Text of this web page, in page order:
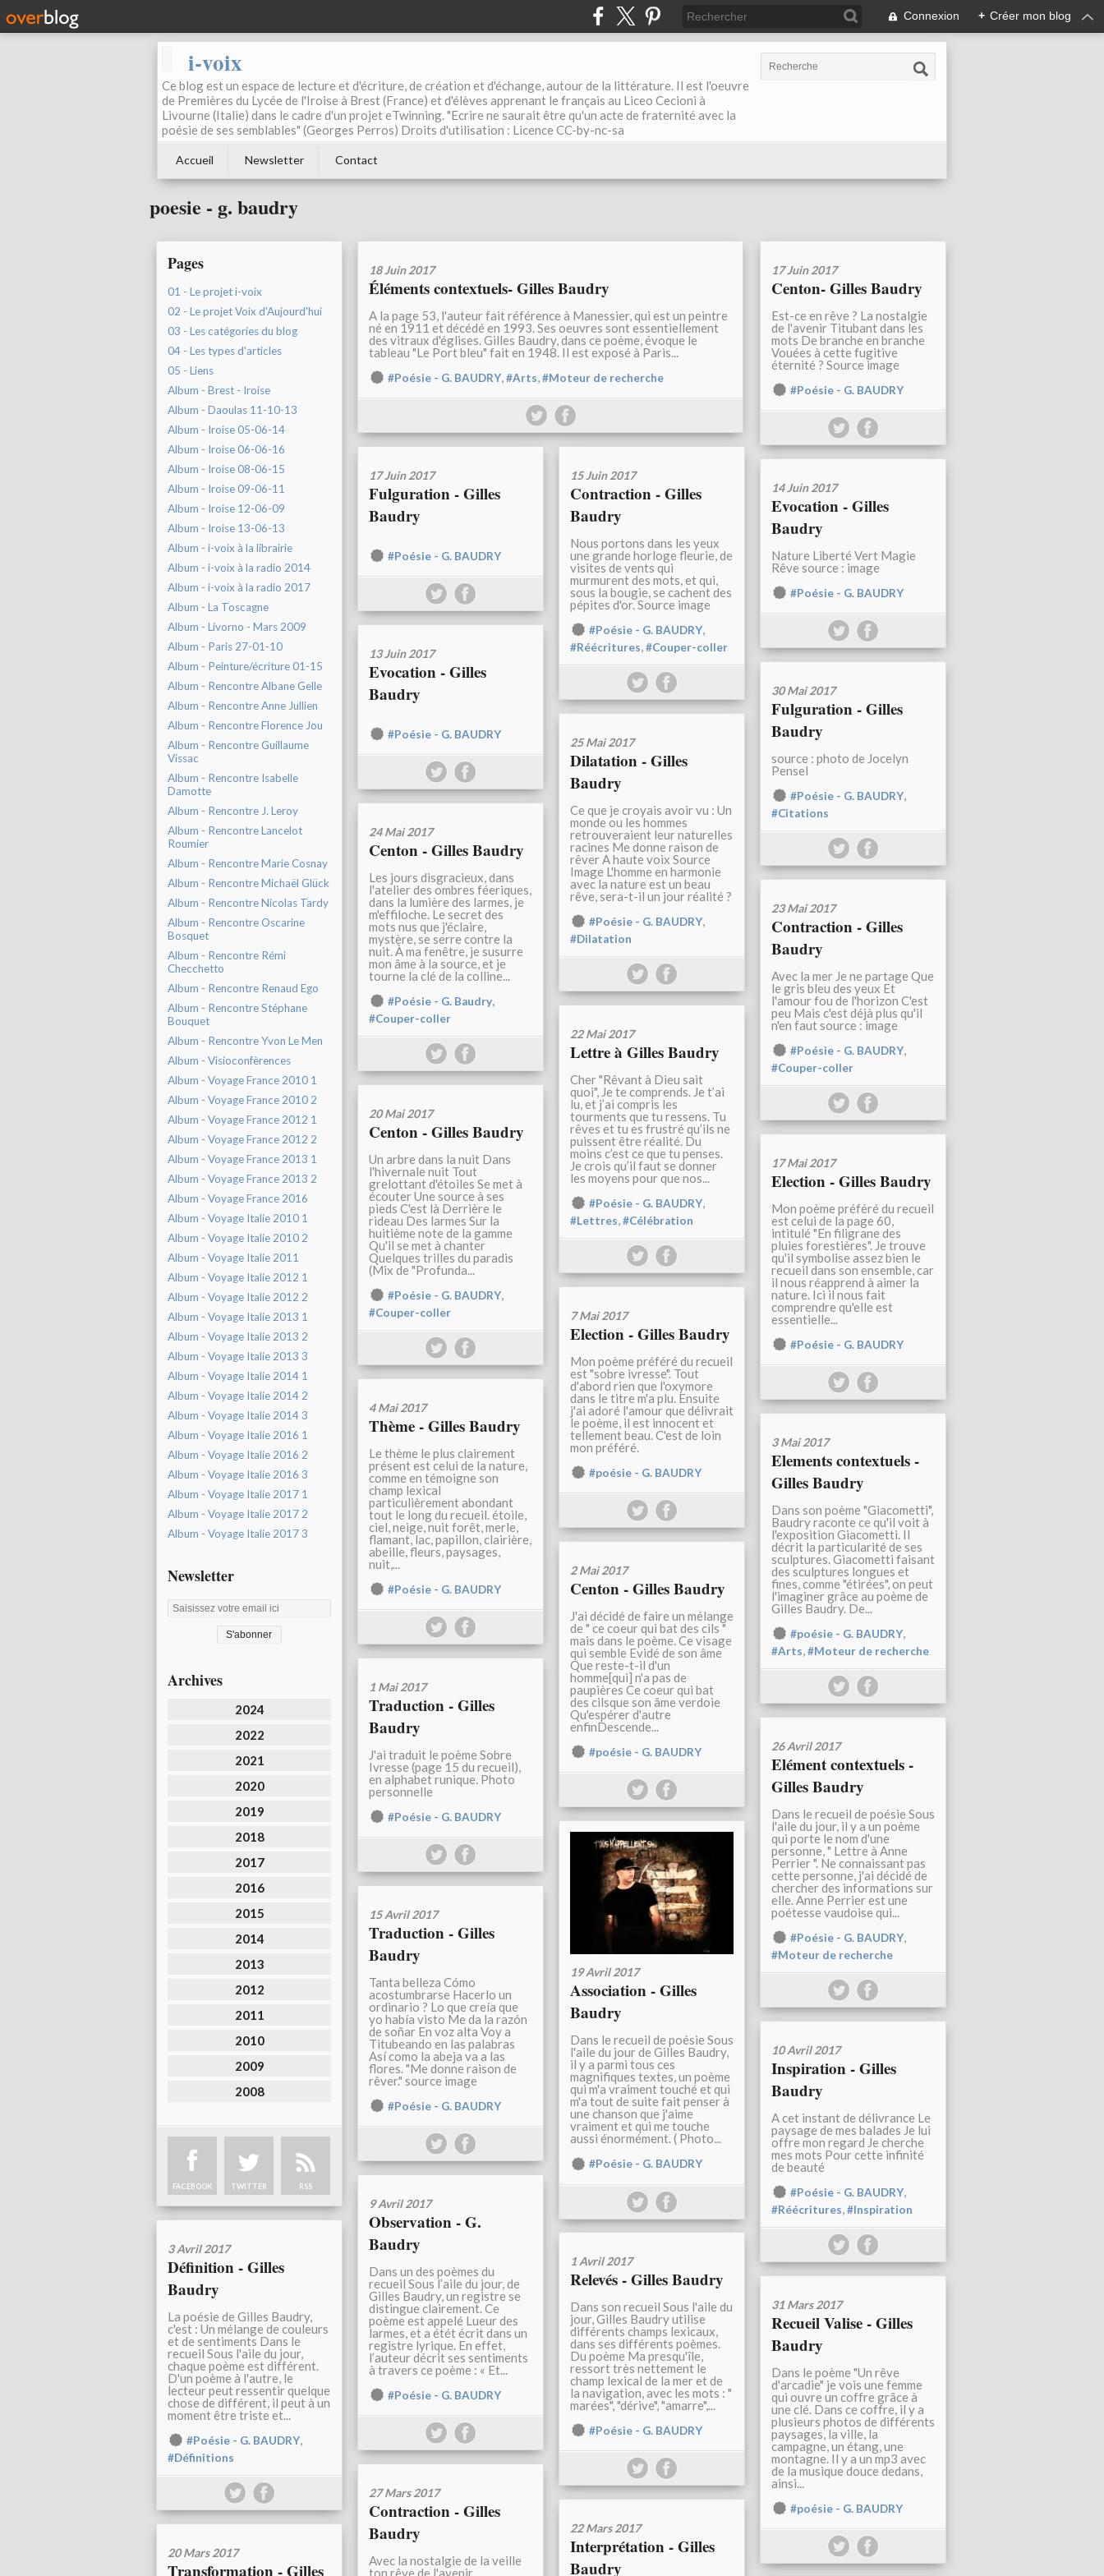
Connexion + Créer mon blog
i-voix
Ce blog est un espace de lecture et d'écriture, de création et d'échange, autour de la littérature. Il est l'oeuvre
de Premières du Lycée de l'Iroise à Brest (France) et d'élèves apprenant le français au Liceo Cecioni à
Livourne (Italie) dans le cadre d'un projet eTwinning. "Ecrire ne saurait être qu'un acte de fraternité avec la
poésie de ses semblables" (Georges Perros) Droits d'utilisation : Licence CC-by-nc-sa
Accueil Newsletter Contact
poesie - g. baudry
Pages
01 - Le projet i-voix
02 - Le projet Voix d'Aujourd'hui
03 - Les catégories du blog
04 - Les types d'articles
05 - Liens
Album - Brest - Iroise
Album - Daoulas 11-10-13
Album - Iroise 05-06-14
Album - Iroise 06-06-16
Album - Iroise 08-06-15
Album - Iroise 09-06-11
Album - Iroise 12-06-09
Album - Iroise 13-06-13
Album - i-voix à la librairie
Album - i-voix à la radio 2014
Album - i-voix à la radio 2017
Album - La Toscagne
Album - Livorno - Mars 2009
Album - Paris 27-01-10
Album - Peinture/écriture 01-15
Album - Rencontre Albane Gelle
Album - Rencontre Anne Jullien
Album - Rencontre Florence Jou
Album - Rencontre Guillaume
Vissac
Album - Rencontre Isabelle
Damotte
Album - Rencontre J. Leroy
Album - Rencontre Lancelot
Roumier
Album - Rencontre Marie Cosnay
Album - Rencontre Michaël Glück
Album - Rencontre Nicolas Tardy
Album - Rencontre Oscarine
Bosquet
Album - Rencontre Rémi
Checchetto
Album - Rencontre Renaud Ego
Album - Rencontre Stéphane
Bouquet
Album - Rencontre Yvon Le Men
Album - Visioconfèrences
Album - Voyage France 2010 1
Album - Voyage France 2010 2
Album - Voyage France 2012 1
Album - Voyage France 2012 2
Album - Voyage France 2013 1
Album - Voyage France 2013 2
Album - Voyage France 2016
Album - Voyage Italie 2010 1
Album - Voyage Italie 2010 2
Album - Voyage Italie 2011
Album - Voyage Italie 2012 1
Album - Voyage Italie 2012 2
Album - Voyage Italie 2013 1
Album - Voyage Italie 2013 2
Album - Voyage Italie 2013 3
Album - Voyage Italie 2014 1
Album - Voyage Italie 2014 2
Album - Voyage Italie 2014 3
Album - Voyage Italie 2016 1
Album - Voyage Italie 2016 2
Album - Voyage Italie 2016 3
Album - Voyage Italie 2017 1
Album - Voyage Italie 2017 2
Album - Voyage Italie 2017 3
Newsletter
Archives
2024
2022
2021
2020
2019
2018
2017
2016
2015
2014
2013
2012
2011
2010
2009
2008
FACEBOOK TWITTER RSS
18 Juin 2017
Éléments contextuels- Gilles Baudry
A la page 53, l'auteur fait référence à Manessier, qui est un peintre
né en 1911 et décédé en 1993. Ses oeuvres sont essentiellement
des vitraux d'églises. Gilles Baudry, dans ce poème, évoque le
tableau "Le Port bleu" fait en 1948. Il est exposé à Paris...
#Poésie - G. BAUDRY,#Arts,#Moteur de recherche
17 Juin 2017
Centon- Gilles Baudry
Est-ce en rêve ? La nostalgie
de l'avenir Titubant dans les
mots De branche en branche
Vouées à cette fugitive
éternité ? Source image
#Poésie - G. BAUDRY
17 Juin 2017
Fulguration - Gilles
Baudry
#Poésie - G. BAUDRY
15 Juin 2017
Contraction - Gilles
Baudry
Nous portons dans les yeux
une grande horloge fleurie, de
visites de vents qui
murmurent des mots, et qui,
sous la bougie, se cachent des
pépites d'or. Source image
#Poésie - G. BAUDRY,
#Réécritures,#Couper-coller
14 Juin 2017
Evocation - Gilles
Baudry
Nature Liberté Vert Magie
Rêve source : image
#Poésie - G. BAUDRY
13 Juin 2017
Evocation - Gilles
Baudry
#Poésie - G. BAUDRY
30 Mai 2017
Fulguration - Gilles
Baudry
source : photo de Jocelyn
Pensel
#Poésie - G. BAUDRY,
#Citations
25 Mai 2017
Dilatation - Gilles
Baudry
Ce que je croyais avoir vu : Un
monde ou les hommes
retrouveraient leur naturelles
racines Me donne raison de
rêver A haute voix Source
Image L'homme en harmonie
avec la nature est un beau
rêve, sera-t-il un jour réalité ?
#Poésie - G. BAUDRY,
#Dilatation
24 Mai 2017
Centon - Gilles Baudry
Les jours disgracieux, dans
l'atelier des ombres féeriques,
dans la lumière des larmes, je
m'effiloche. Le secret des
mots nus que j'éclaire,
mystère, se serre contre la
nuit. À ma fenêtre, je susurre
mon âme à la source, et je
tourne la clé de la colline...
#Poésie - G. Baudry,
#Couper-coller
23 Mai 2017
Contraction - Gilles
Baudry
Avec la mer Je ne partage Que
le gris bleu des yeux Et
l'amour fou de l'horizon C'est
peu Mais c'est déjà plus qu'il
n'en faut source : image
#Poésie - G. BAUDRY,
#Couper-coller
22 Mai 2017
Lettre à Gilles Baudry
Cher "Rêvant à Dieu sait
quoi", Je te comprends. Je t’ai
lu, et j’ai compris les
tourments que tu ressens. Tu
rêves et tu es frustré qu’ils ne
puissent être réalité. Du
moins c’est ce que tu penses.
Je crois qu’il faut se donner
les moyens pour que nos...
#Poésie - G. BAUDRY,
#Lettres,#Célébration
20 Mai 2017
Centon - Gilles Baudry
Un arbre dans la nuit Dans
l'hivernale nuit Tout
grelottant d'étoiles Se met à
écouter Une source à ses
pieds C'est là Derrière le
rideau Des larmes Sur la
huitième note de la gamme
Qu'il se met à chanter
Quelques trilles du paradis
(Mix de "Profunda...
#Poésie - G. BAUDRY,
#Couper-coller
17 Mai 2017
Election - Gilles Baudry
Mon poème préféré du recueil
est celui de la page 60,
intitulé "En filigrane des
pluies forestières". Je trouve
qu'il symbolise assez bien le
recueil dans son ensemble, car
il nous réapprend à aimer la
nature. Ici il nous fait
comprendre qu'elle est
essentielle...
#Poésie - G. BAUDRY
7 Mai 2017
Election - Gilles Baudry
Mon poème préféré du recueil
est "sobre ivresse". Tout
d'abord rien que l'oxymore
dans le titre m'a plu. Ensuite
j'ai adoré l'amour que délivrait
le poème, il est innocent et
tellement beau. C'est de loin
mon préféré.
#poésie - G. BAUDRY
4 Mai 2017
Thème - Gilles Baudry
Le thème le plus clairement
présent est celui de la nature,
comme en témoigne son
champ lexical
particulièrement abondant
tout le long du recueil. étoile,
ciel, neige, nuit forêt, merle,
flamant, lac, papillon, clairière,
abeille, fleurs, paysages,
nuit,...
#Poésie - G. BAUDRY
3 Mai 2017
Elements contextuels -
Gilles Baudry
Dans son poème "Giacometti",
Baudry raconte ce qu'il voit à
l'exposition Giacometti. Il
décrit la particularité de ses
sculptures. Giacometti faisant
des sculptures longues et
fines, comme "étirées", on peut
l'imaginer grâce au poème de
Gilles Baudry. De...
#poésie - G. BAUDRY,
#Arts,#Moteur de recherche
2 Mai 2017
Centon - Gilles Baudry
J'ai décidé de faire un mélange
de " ce coeur qui bat des cils "
mais dans le poème. Ce visage
qui semble Evidé de son âme
Que reste-t-il d'un
homme[qui] n'a pas de
paupières Ce coeur qui bat
des cilsque son âme verdoie
Qu'espérer d'autre
enfinDescende...
#poésie - G. BAUDRY
1 Mai 2017
Traduction - Gilles
Baudry
J'ai traduit le poème Sobre
Ivresse (page 15 du recueil),
en alphabet runique. Photo
personnelle
#Poésie - G. BAUDRY
26 Avril 2017
Elément contextuels -
Gilles Baudry
Dans le recueil de poésie Sous
l'aile du jour, il y a un poème
qui porte le nom d'une
personne, " Lettre à Anne
Perrier ". Ne connaissant pas
cette personne, j'ai décidé de
chercher des informations sur
elle. Anne Perrier est une
poétesse vaudoise qui...
#Poésie - G. BAUDRY,
#Moteur de recherche
19 Avril 2017
Association - Gilles
Baudry
Dans le recueil de poésie Sous
l'aile du jour de Gilles Baudry,
il y a parmi tous ces
magnifiques textes, un poème
qui m'a vraiment touché et qui
m'a tout de suite fait penser à
une chanson que j'aime
vraiment et qui me touche
aussi énormément. ( Photo...
#Poésie - G. BAUDRY
15 Avril 2017
Traduction - Gilles
Baudry
Tanta belleza Cómo
acostumbrarse Hacerlo un
ordinario ? Lo que creía que
yo había visto Me da la razón
de soñar En voz alta Voy a
Titubeando en las palabras
Así como la abeja va a las
flores. "Me donne raison de
rêver." source image
#Poésie - G. BAUDRY
10 Avril 2017
Inspiration - Gilles
Baudry
A cet instant de délivrance Le
paysage de mes balades Je lui
offre mon regard Je cherche
mes mots Pour cette infinité
de beauté
#Poésie - G. BAUDRY,
#Réécritures,#Inspiration
9 Avril 2017
Observation - G.
Baudry
Dans un des poèmes du
recueil Sous l’aile du jour, de
Gilles Baudry, un registre se
distingue clairement. Ce
poème est appelé Lueur des
larmes, et a étét écrit dans un
registre lyrique. En effet,
l’auteur décrit ses sentiments
à travers ce poème : « Et...
#Poésie - G. BAUDRY
3 Avril 2017
Définition - Gilles
Baudry
La poésie de Gilles Baudry,
c'est : Un mélange de couleurs
et de sentiments Dans le
recueil Sous l'aile du jour,
chaque poème est différent.
D'un poème à l'autre, le
lecteur peut ressentir quelque
chose de différent, il peut à un
moment être triste et...
#Poésie - G. BAUDRY,
#Définitions
1 Avril 2017
Relevés - Gilles Baudry
Dans son recueil Sous l'aile du
jour, Gilles Baudry utilise
différents champs lexicaux,
dans ses différents poèmes.
Du poème Ma presqu'île,
ressort très nettement le
champ lexical de la mer et de
la navigation, avec les mots : "
marées", "dérive", "amarre",...
#Poésie - G. BAUDRY
31 Mars 2017
Recueil Valise - Gilles
Baudry
Dans le poème "Un rêve
d'arcadie" je vois une femme
qui ouvre un coffre grâce à
une clé. Dans ce coffre, il y a
plusieurs photos de différents
paysages, la ville, la
campagne, un étang, une
montagne. Il y a un mp3 avec
de la musique douce dedans,
ainsi...
#poésie - G. BAUDRY
27 Mars 2017
Contraction - Gilles
Baudry
Avec la nostalgie de la veille
ton rêve de l'avenir
22 Mars 2017
Interprétation - Gilles
Baudry
20 Mars 2017
Transformation - Gilles